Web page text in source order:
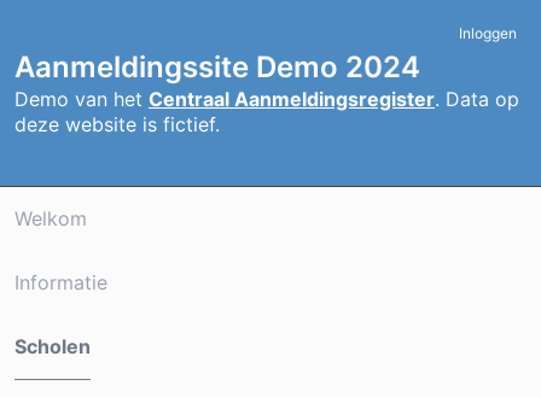
Inloggen
Aanmeldingssite Demo 2024
Demo van het Centraal Aanmeldingsregister. Data op
deze website is fictief.
Welkom
Informatie
Scholen